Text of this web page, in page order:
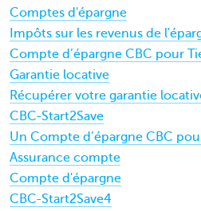
Comptes d'épargne
Impôts sur les revenus de
Compte d’épargne CBC pour
Garantie locative
Récupérer votre garantie
CBC-Start2Save
Un Compte d’épargne CBC
Assurance compte
Compte d'épargne
CBC-Start2Save4